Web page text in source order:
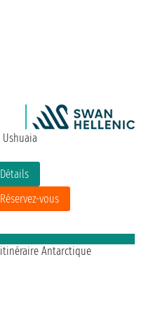
Détails
Réservez-vous
Ushuaia